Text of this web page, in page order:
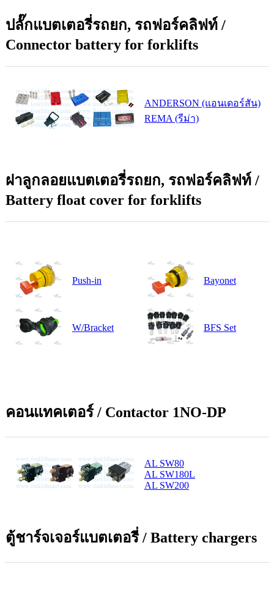
ปลั๊กแบตเตอรี่รถยก, รถฟอร์คลิฟท์ /
Connector battery for forklifts
ANDERSON (แอนเดอร์สัน)
REMA (รีม่า)
ฝาลูกลอยแบตเตอรี่รถยก, รถฟอร์คลิฟท์ /
Battery float cover for forklifts
Push-in Bayonet
W/Bracket BFS Set
คอนแทคเตอร์ / Contactor 1NO-DP
AL SW80
AL SW180L
AL SW200
ตู้ชาร์จเจอร์แบตเตอรี่ / Battery chargers